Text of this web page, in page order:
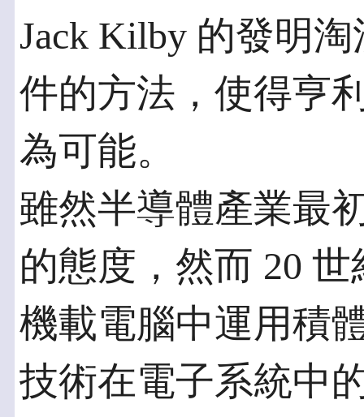
Jack Kilby 的發明
件的方法，使得亨
為可能。
雖然半導體產業最
的態度，然而 20
機載電腦中運用積
技術在電子系統中